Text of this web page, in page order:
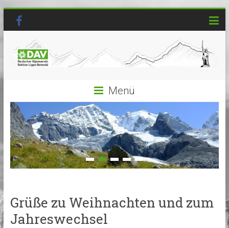
Menü
Grüße zu Weihnachten und zum
Jahreswechsel